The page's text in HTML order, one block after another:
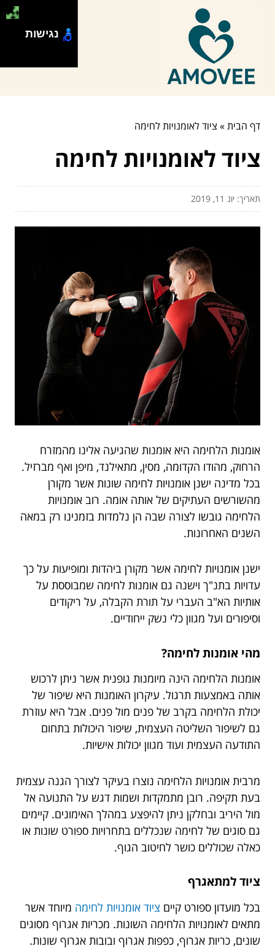
דף הבית» ציוד לאומנויות לחימה
ציוד לאומנויות לחימה
תאריך: יונ 11, 2019
אומנות הלחימה היא אומנות שהגיעה אלינו מהמזרח
הרחוק, מהודו הקדומה, מסין, מתאילנד, מיפן ואף מברזיל.
בכל מדינה ישנן אומנויות לחימה שונות אשר מקורן
מהשורשים העתיקים של אותה אומה. רוב אומנויות
הלחימה גובשו לצורה שבה הן נלמדות בזמנינו רק במאה
השנים האחרונות.
ישנן אומנויות לחימה אשר מקורן ביהדות ומופיעות על כך
עדויות בתנ"ך וישנה גם אומנות לחימה שמבוססת על
אותיות הא"ב העברי על תורת הקבלה, על ריקודים
וסיפורים ועל מגוון כלי נשק ייחודיים.
מהי אומנות לחימה?
אומנות הלחימה הינה מיומנות גופנית אשר ניתן לרכוש
אותה באמצעות תרגול. עיקרון האומנות היא שיפור של
יכולת הלחימה בקרב של פנים מול פנים. אבל היא עוזרת
גם לשיפור השליטה העצמית, שיפור היכולות בתחום
התודעה העצמית ועוד מגוון יכולות אישיות.
מרבית אומנויות הלחימה נוצרו בעיקר לצורך הגנה עצמית
בעת תקיפה. רובן מתמקדות ושמות דגש על התנועה אל
מול היריב ובחלקן ניתן להיפצע במהלך האימונים. קיימים
גם סוגים של לחימה שנכללים בתחרויות ספורט שונות או
כאלה שכוללים כושר לחיטוב הגוף.
ציוד למתאגרף
בכל מועדון ספורט קיים ציוד אומנויות לחימה מיוחד אשר
מתאים לאומנויות הלחימה השונות. מכריות אגרוף מסוגים
שונים, כריות אגרוף, כפפות אגרוף ובובות אגרוף שונות.
נגישות